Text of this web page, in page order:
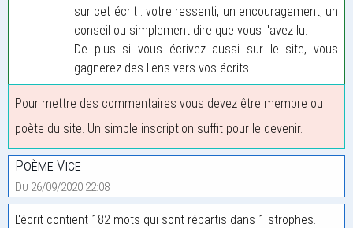
sur cet écrit : votre ressenti, un encouragement, un
conseil ou simplement dire que vous l'avez lu.
De plus si vous écrivez aussi sur le site, vous
gagnerez des liens vers vos écrits...
Pour mettre des commentaires vous devez être membre ou
poète du site. Un simple inscription suffit pour le devenir.
Poème Vice
Du 26/09/2020 22:08
L'écrit contient 182 mots qui sont répartis dans 1 strophes.